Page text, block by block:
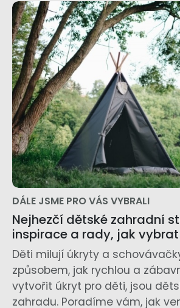
DÁLE JSME PRO VÁS VYBRALI
Nejhezčí dětské zahradní
inspirace a rady, jak
Děti milují úkryty a
způsobem, jak rychlou a
vytvořit úkryt pro děti, jsou
zahradu. Poradíme vám, jak